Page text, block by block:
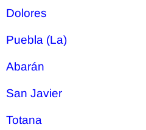
Dolores
Puebla (La)
Abarán
San Javier
Totana